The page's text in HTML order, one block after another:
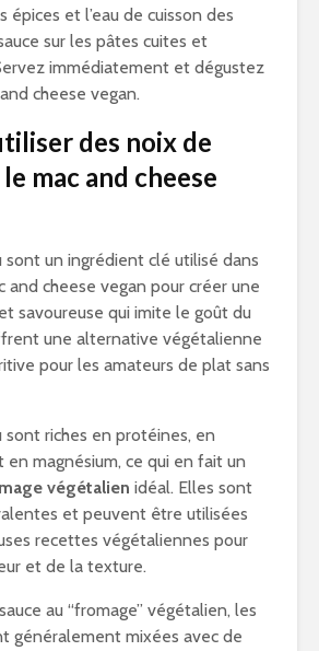
épices et l’eau de cuisson des
sur les pâtes cuites et
immédiatement et dégustez
cheese vegan.
des noix de
mac and cheese
sont un ingrédient clé utilisé dans
and cheese vegan pour créer une
savoureuse qui imite le goût du
une alternative végétalienne
pour les amateurs de plat sans
sont riches en protéines, en
en magnésium, ce qui en fait un
végétalien idéal. Elles sont
et peuvent être utilisées
recettes végétaliennes pour
et de la texture.
au “fromage” végétalien, les
généralement mixées avec de